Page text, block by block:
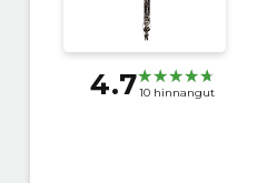
4.710 hinnangut